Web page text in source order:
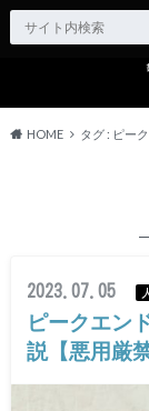
HOME タグ : ピー
2023.07.05
ピークエン
説【悪用厳禁